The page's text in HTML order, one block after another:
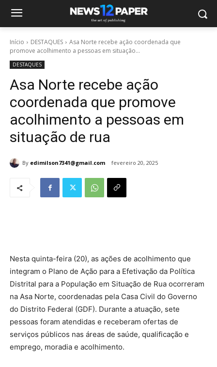
Início DESTAQUES
Asa Norte recebe ação coordenada que
promove acolhimento a pessoas em situação...
DESTAQUES
Asa Norte recebe ação
coordenada que promove
acolhimento a pessoas em
situação de rua
By edimilson7341@gmail.com fevereiro 20, 2025
Nesta quinta-feira (20), as ações de acolhimento que
integram o Plano de Ação para a Efetivação da Política
Distrital para a População em Situação de Rua ocorreram
na Asa Norte, coordenadas pela Casa Civil do Governo
do Distrito Federal (GDF). Durante a atuação, sete
pessoas foram atendidas e receberam ofertas de
serviços públicos nas áreas de saúde, qualificação e
emprego, moradia e acolhimento.